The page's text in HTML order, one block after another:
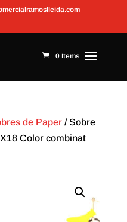
0 Items
de Paper/ Sobre
Color combinat